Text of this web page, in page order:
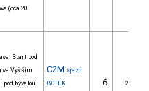
(cca 20
Start pod
ve Vyšším
pod bývalou
C2M sjezd
BOTEK
6. 2/ZS